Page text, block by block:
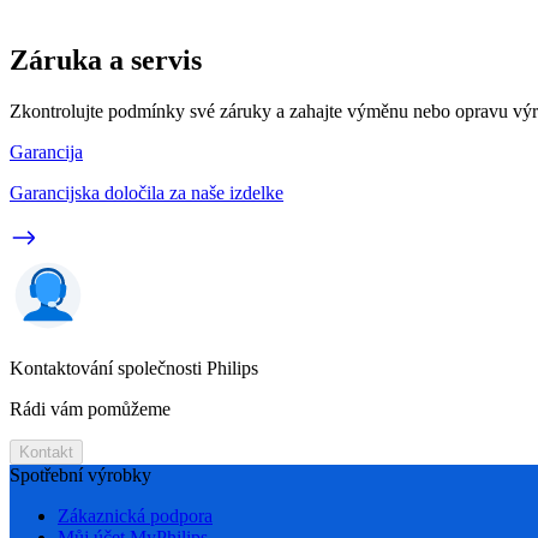
Záruka a servis
Zkontrolujte podmínky své záruky a zahajte výměnu nebo opravu
Garancija
Garancijska določila za naše izdelke
Kontaktování společnosti Philips
Rádi vám pomůžeme
Kontakt
Spotřební výrobky
Zákaznická podpora